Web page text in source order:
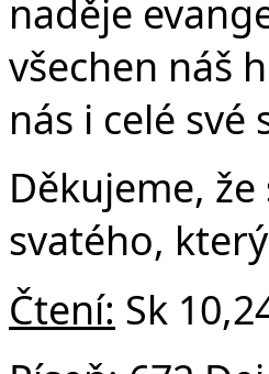
naděje
všechen náš
nás i celé své
Děkujeme,
svatého,
Čtení: Sk